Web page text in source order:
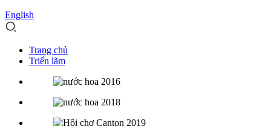
English
Trang chủ
Triển lãm